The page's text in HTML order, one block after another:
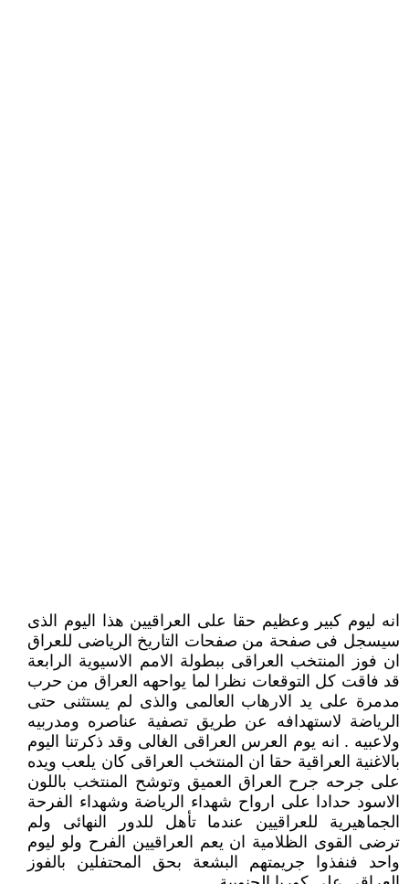
انه ليوم كبير وعظيم حقا على العراقيين هذا اليوم الذى
سيسجل فى صفحة من صفحات التاريخ الرياضى للعراق
ان فوز المنتخب العراقى ببطولة الامم الاسيوية الرابعة
قد فاقت كل التوقعات نظرا لما يواحهه العراق من حرب
مدمرة على يد الارهاب العالمى والذى لم يستثنى حتى
الرياضة لاستهدافه عن طريق تصفية عناصره ومدربيه
ولاعبيه . انه يوم العرس العراقى الغالى وقد ذكرتنا اليوم
بالاغنية العراقية حقا ان المنتخب العراقى كان يلعب ويده
على جرحه جرح العراق العميق وتوشح المنتخب باللون
الاسود حدادا على ارواح شهداء الرياضة وشهداء الفرحة
الجماهيرية للعراقيين عندما تأهل للدور النهائى ولم
ترضى القوى الظلامية ان يعم العراقيين الفرح ولو ليوم
واحد فنفذوا جريمتهم البشعة بحق المحتفلين بالفوز